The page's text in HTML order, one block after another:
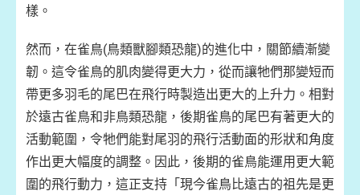
樣。
然而，在雀鳥(鳥類獸腳類恐龍)的進化中，關節續漸變
韌。這令雀鳥的肌肉變得更大力，從而讓牠們那變短而
帶更多羽毛的尾巴在飛行時製造出更大的上升力。相對
於遠古雀鳥和非鳥類恐龍，後期雀鳥的尾巴有著更大的
活動範圍，令牠們能對尾羽的飛行活動面的形狀和角度
作出更大幅度的調整。因此，後期的雀鳥能運用更大範
圍的飛行動力，這正支持「現今雀鳥比遠古的祖先是更